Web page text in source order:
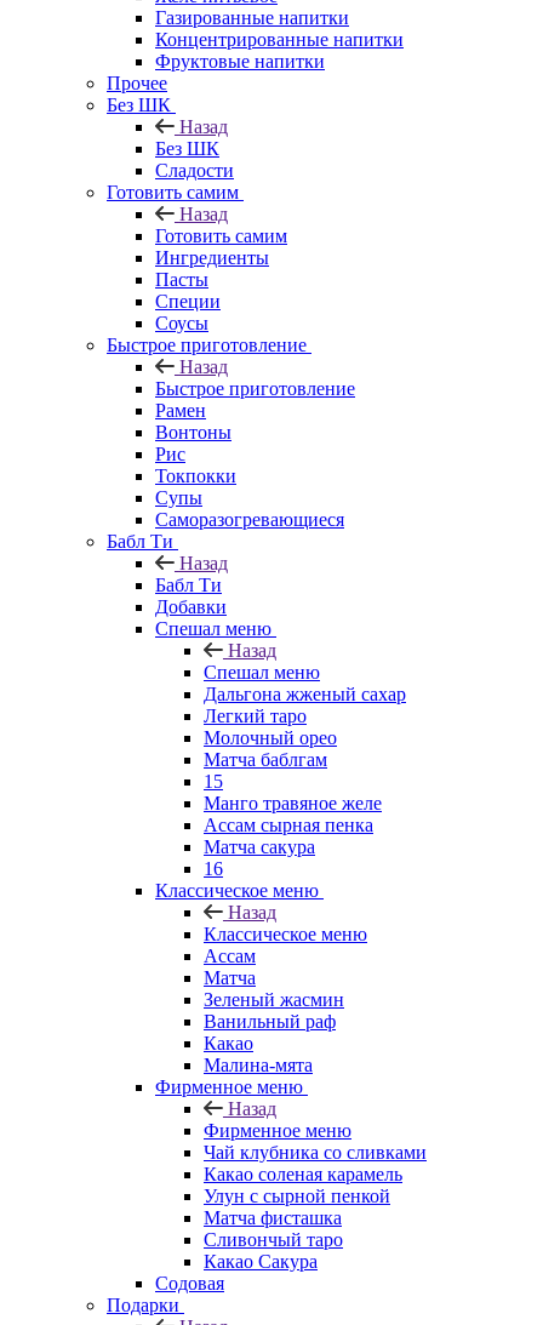
Газированные напитки
Концентрированные напитки
Фруктовые напитки
Прочее
Без ШК
Назад
Без ШК
Сладости
Готовить самим
Назад
Готовить самим
Ингредиенты
Пасты
Специи
Соусы
Быстрое приготовление
Назад
Быстрое приготовление
Рамен
Вонтоны
Рис
Токпокки
Супы
Саморазогревающиеся
Бабл Ти
Назад
Бабл Ти
Добавки
Спешал меню
Назад
Спешал меню
Дальгона жженый сахар
Легкий таро
Молочный орео
Матча баблгам
15
Манго травяное желе
Ассам сырная пенка
Матча сакура
16
Классическое меню
Назад
Классическое меню
Ассам
Матча
Зеленый жасмин
Ванильный раф
Какао
Малина-мята
Фирменное меню
Назад
Фирменное меню
Чай клубника со сливками
Какао соленая карамель
Улун с сырной пенкой
Матча фисташка
Сливончый таро
Какао Сакура
Содовая
Подарки